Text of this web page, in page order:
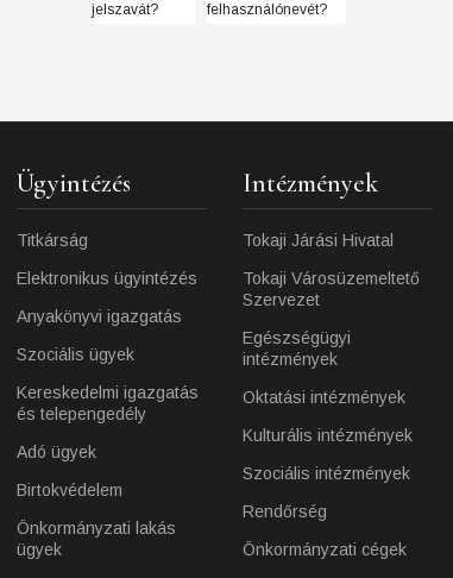
jelszavát?
felhasználónevét?
Ügyintézés
Titkárság
Elektronikus ügyintézés
Anyakönyvi igazgatás
Szociális ügyek
Kereskedelmi igazgatás
és telepengedély
Adó ügyek
Birtokvédelem
Önkormányzati lakás
ügyek
Intézmények
Tokaji Járási Hivatal
Tokaji Városüzemeltető
Szervezet
Egészségügyi
intézmények
Oktatási intézmények
Kulturális intézmények
Szociális intézmények
Rendőrség
Önkormányzati cégek